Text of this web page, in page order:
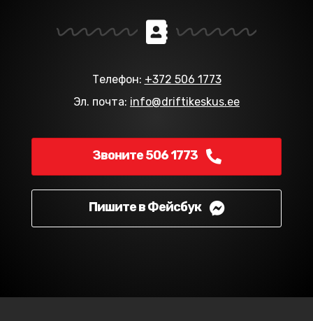
Телефон: +372 506 1773
Эл. почта: info@driftikeskus.ee
Звоните 506 1773
Пишите в Фейсбук